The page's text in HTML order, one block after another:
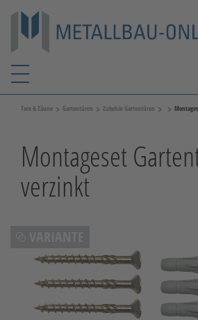
Tore & Zäune > Gartentüren > Zubehör Gartentüren > >
Montageset
verzinkt